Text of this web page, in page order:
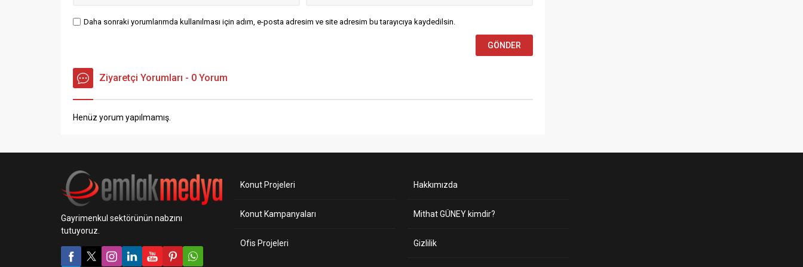
Daha sonraki yorumlarımda kullanılması için adım, e-posta adresim ve site adresim bu tarayıcıya kaydedilsin.
Ziyaretçi Yorumları - 0 Yorum
Henüz yorum yapılmamış.
Gayrimenkul sektörünün nabzını
tutuyoruz.
Konut Projeleri
Konut Kampanyaları
Ofis Projeleri
Hakkımızda
Mithat GÜNEY kimdir?
Gizlilik